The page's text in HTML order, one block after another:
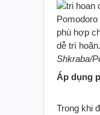
phù hợp
dễ trì
Shkraba/
Áp dụng
Trong khi